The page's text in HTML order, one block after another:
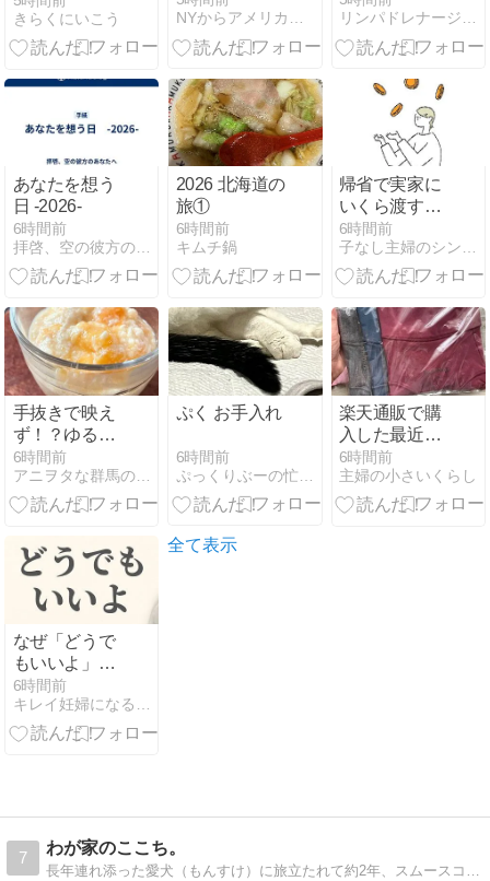
きらくにいこう
NYからアメリカ南部へ引っ越した夫婦の驚き！ワイルド生活
リンパドレナージュオーガニック 練馬 ひまわりのへや”ブログ
あなたを想う
日 -2026-
6時間前
拝啓、空の彼方のあなたへ
2026 北海道の
旅①
6時間前
キムチ鍋
帰省で実家に
いくら渡す？
義実家へのお
金の相場とリ
アルなやり取
6時間前
子なし主婦のシンプルな暮らし
手抜きで映え
ず！？ゆるベ
ジ1000日チャ
レンジ946日
目
6時間前
アニヲタな群馬のゆるベジインストラクターひこが行く
ぷく お手入れ
6時間前
楽天通販で購
入した最近の
おすすめ
6時間前
主婦の小さいくらし
なぜ「どうで
もいいよ」な
気分になるの
か
6時間前
キレイ妊婦になる方法
全て表示
7
わが家のここち。
長年連れ添った愛犬（もんすけ）に旅立たれて約2年、スムースコートチワワの男の子（もんた）を迎え、夫婦二人と一匹暮らし。愛犬との日々、インテリア、ハンドメイド、暮らしのあれこれの記録です。